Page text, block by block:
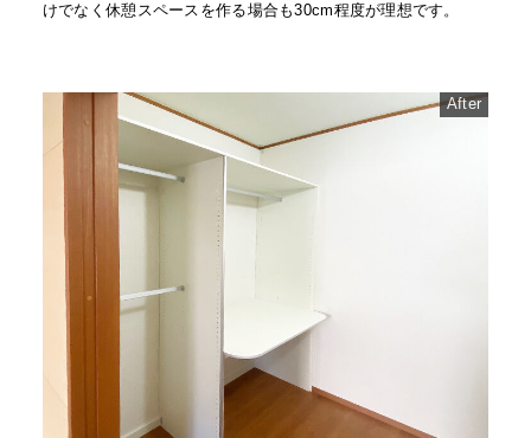
けでなく休憩スペースを作る場合も30cm程度が理想です。
After